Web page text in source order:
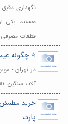
نگهداری
هستند. یکی
قطعات
⭐️ چگونه
در تهران -
آلات سنگین،
خرید
پارت